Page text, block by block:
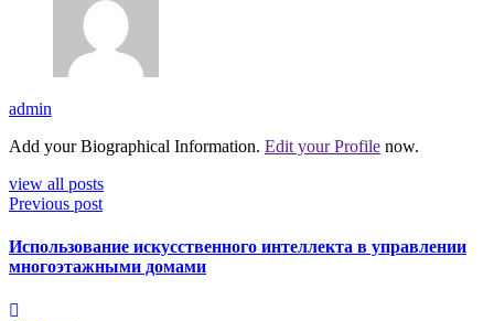
admin
Add your Biographical Information. Edit your Profile now.
view all posts
Previous post
Использование искусственного интеллекта в управлении
многоэтажными домами